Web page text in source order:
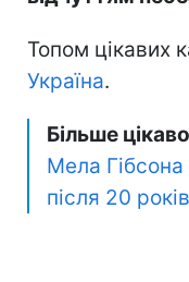
Топом цікавих
Україна.
Більше
Мела Гібсона
після 20